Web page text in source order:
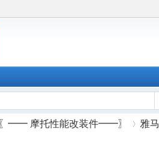
〖━━ 摩托性能改装件━━〗 雅